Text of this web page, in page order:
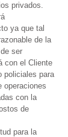
privados.
ya que tal
de la
ser
con el Cliente
policiales para
operaciones
con la
de
para la